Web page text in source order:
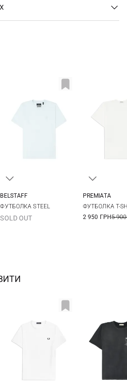
BELSTAFF
ФУТБОЛКА STEEL
SOLD OUT
PREMIATA
ФУТБОЛКА T-
2 950 ГРН5